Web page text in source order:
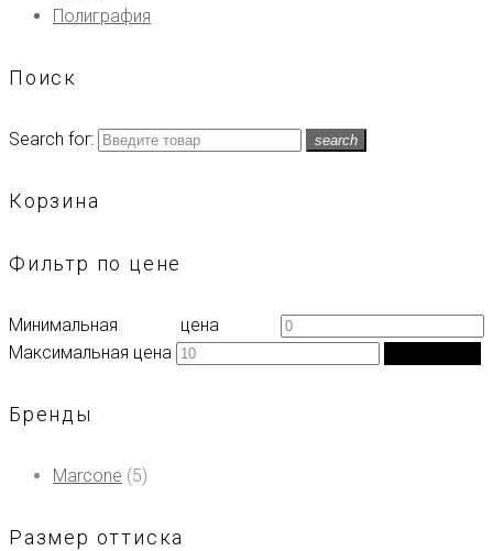
Полиграфия
Поиск
Search for: search
Корзина
Фильтр по цене
Минимальная цена
Максимальная цена
Бренды
Marcone (5)
Размер оттиска